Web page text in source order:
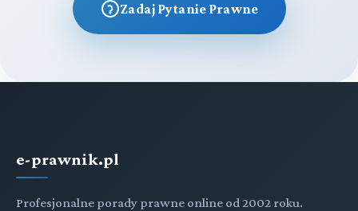
Zadaj Pytanie Prawne
e-prawnik.pl
Profesjonalne porady prawne online od 2002 roku.